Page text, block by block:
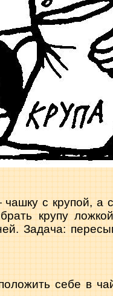
с крупой, а
крупу
Задача:
себе в